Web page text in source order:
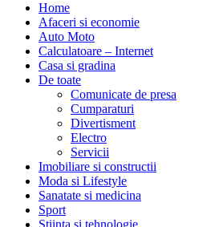
Home
Afaceri si economie
Auto Moto
Calculatoare – Internet
Casa si gradina
De toate
Comunicate de presa
Cumparaturi
Divertisment
Electro
Servicii
Imobiliare si constructii
Moda si Lifestyle
Sanatate si medicina
Sport
Stiinta si tehnologie